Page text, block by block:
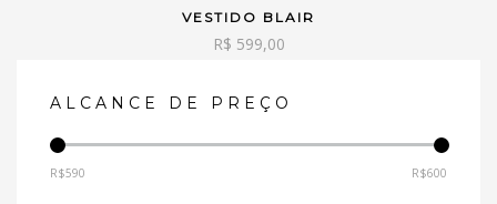
VER OPÇÕES
R$ 599,00
VESTIDO BLAIR
ALCANCE DE PREÇO
R$590
R$600